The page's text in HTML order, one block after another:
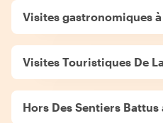
Visites gastronomiques
Visites Touristiques De
Hors Des Sentiers Battus